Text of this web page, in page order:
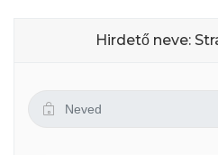
Hirdető neve: